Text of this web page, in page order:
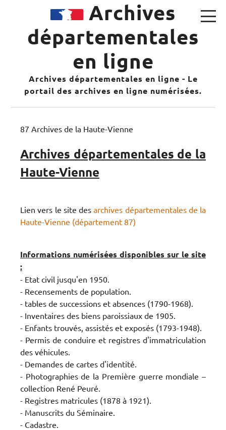
Archives
départementales
en ligne
Archives départementales en ligne - Le
portail des archives en ligne numérisées.
87 Archives de la Haute-Vienne
Archives départementales de la
Haute-Vienne
Lien vers le site desarchives départementales de la
Haute-Vienne (département 87)
Informations numérisées disponibles sur le site
:
- Etat civil jusqu'en 1950.
- Recensements de population.
- tables de successions et absences (1790-1968).
- Inventaires des biens paroissiaux de 1905.
- Enfants trouvés, assistés et exposés (1793-1948).
- Permis de conduire et registres d'immatriculation
des véhicules.
- Demandes de cartes d'identité.
- Photographies de la Première guerre mondiale –
collection René Peuré.
- Registres matricules (1878 à 1921).
- Manuscrits du Séminaire.
- Cadastre.